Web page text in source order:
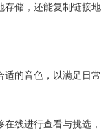
存储，还能复制链接地
的音色，以满足日常
线进行查看与挑选，